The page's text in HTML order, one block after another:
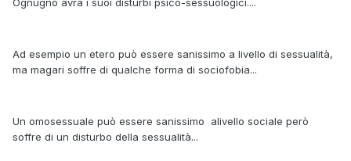
Ognugno avrà i suoi disturbi psico-sessuologici....
Ad esempio un etero può essere sanissimo a livello di sessualità,
ma magari soffre di qualche forma di sociofobia...
Un omosessuale può essere sanissimo alivello sociale però
soffre di un disturbo della sessualità...